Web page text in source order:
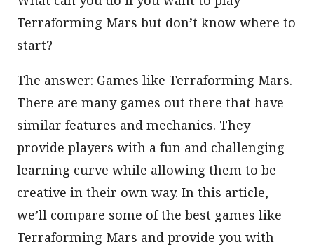
Terraforming Mars but don’t know where to
start?
The answer: Games like Terraforming Mars.
There are many games out there that have
similar features and mechanics. They
provide players with a fun and challenging
learning curve while allowing them to be
creative in their own way. In this article,
we’ll compare some of the best games like
Terraforming Mars and provide you with